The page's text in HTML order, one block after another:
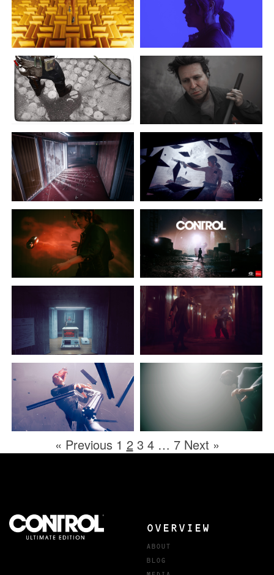
« Previous 1 2 3 4 … 7 Next »
OVERVIEW
ABOUT
BLOG